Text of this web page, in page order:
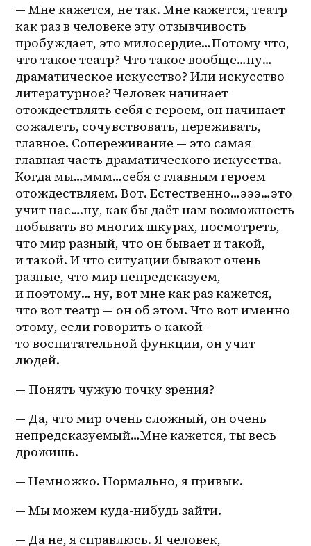
— Мне кажется, не так. Мне кажется, театр
как раз в человеке эту отзывчивость
пробуждает, это милосердие…Потому что,
что такое театр? Что такое вообще…ну…
драматическое искусство? Или искусство
литературное? Человек начинает
отождествлять себя с героем, он начинает
сожалеть, сочувствовать, переживать,
главное. Сопереживание — это самая
главная часть драматического искусства.
Когда мы…ммм…себя с главным героем
отождествляем. Вот. Естественно…эээ…это
учит нас….ну, как бы даёт нам возможность
побывать во многих шкурах, посмотреть,
что мир разный, что он бывает и такой,
и такой. И что ситуации бывают очень
разные, что мир непредсказуем,
и поэтому… ну, вот мне как раз кажется,
что вот театр — он об этом. Что вот именно
этому, если говорить о какой-
то воспитательной функции, он учит
людей.
— Понять чужую точку зрения?
— Да, что мир очень сложный, он очень
непредсказуемый…Мне кажется, ты весь
дрожишь.
— Немножко. Нормально, я привык.
— Мы можем куда-нибудь зайти.
— Да не, я справлюсь. Я человек,